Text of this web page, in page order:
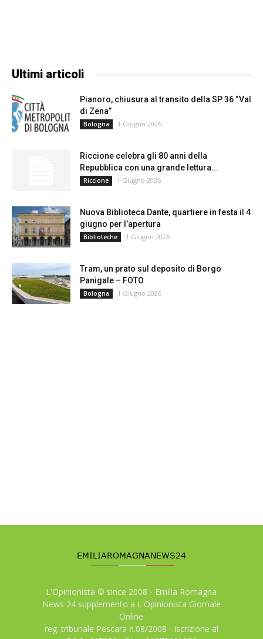
Ultimi articoli
Pianoro, chiusura al transito della SP 36 “Val
di Zena”
Bologna 1 Giugno 2026
Riccione celebra gli 80 anni della
Repubblica con una grande lettura...
Riccione 1 Giugno 2026
Nuova Biblioteca Dante, quartiere in festa il 4
giugno per l’apertura
Biblioteche 1 Giugno 2026
Tram, un prato sul deposito di Borgo
Panigale – FOTO
Bologna 1 Giugno 2026
L'Opinionista © since 2008 - Emilia Romagna
News 24 supplemento a L'Opinionista Giornale
Online
reg. tribunale Pescara n.08/2008 - iscrizione al